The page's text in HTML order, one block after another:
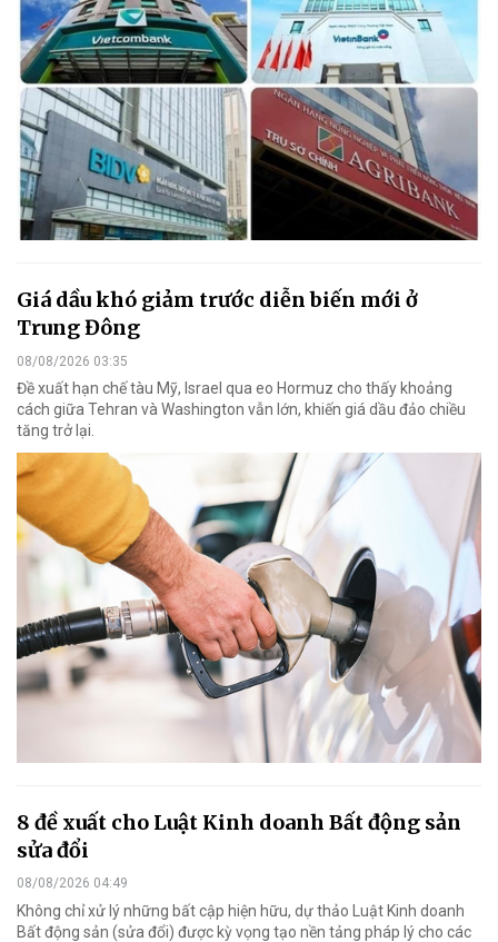
Giá dầu khó giảm trước diễn biến mới ở
Trung Đông
08/08/2026 03:35
Đề xuất hạn chế tàu Mỹ, Israel qua eo Hormuz cho thấy khoảng
cách giữa Tehran và Washington vẫn lớn, khiến giá dầu đảo chiều
tăng trở lại.
8 đề xuất cho Luật Kinh doanh Bất động sản
sửa đổi
08/08/2026 04:49
Không chỉ xử lý những bất cập hiện hữu, dự thảo Luật Kinh doanh
Bất động sản (sửa đổi) được kỳ vọng tạo nền tảng pháp lý cho các